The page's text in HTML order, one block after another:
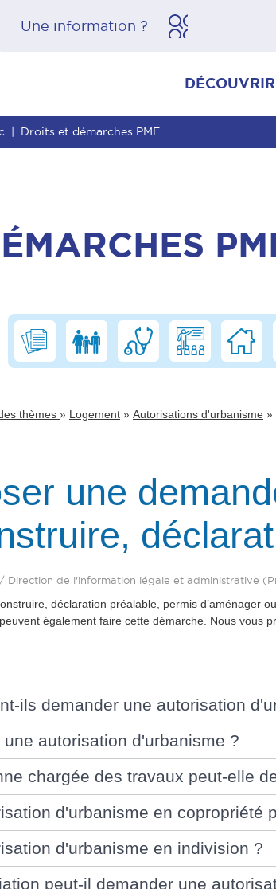
principal Recherche Pied de page
Droits et démarches PME
thèmes » Logement » Autorisations d'urbanisme »
une
Direction de l'information légale et administrative
déclaration préalable, permis d’aménager
également faire cette démarche. Nous vous
ils demander une autorisation
autorisation d'urbanisme ?
chargée des travaux peut-elle
d'urbanisme en copropriété
d'urbanisme en indivision ?
peut-il demander une